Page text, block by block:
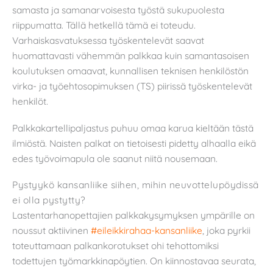
samasta ja samanarvoisesta työstä sukupuolesta
riippumatta. Tällä hetkellä tämä ei toteudu.
Varhaiskasvatuksessa työskentelevät saavat
huomattavasti vähemmän palkkaa kuin samantasoisen
koulutuksen omaavat, kunnallisen teknisen henkilöstön
virka- ja työehtosopimuksen (TS) piirissä työskentelevät
henkilöt.
Palkkakartellipaljastus puhuu omaa karua kieltään tästä
ilmiöstä. Naisten palkat on tietoisesti pidetty alhaalla eikä
edes työvoimapula ole saanut niitä nousemaan.
Pystyykö kansanliike siihen, mihin neuvottelupöydissä
ei olla pystytty?
Lastentarhanopettajien palkkakysymyksen ympärille on
noussut aktiivinen #eileikkirahaa-kansanliike, joka pyrkii
toteuttamaan palkankorotukset ohi tehottomiksi
todettujen työmarkkinapöytien. On kiinnostavaa seurata,